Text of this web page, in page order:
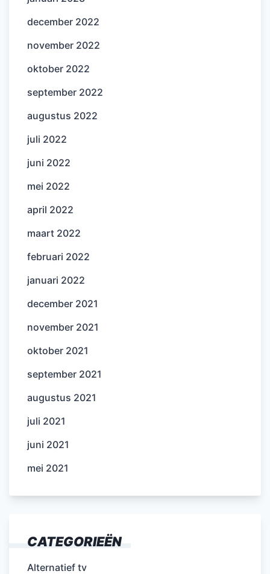
december 2022
november 2022
oktober 2022
september 2022
augustus 2022
juli 2022
juni 2022
mei 2022
april 2022
maart 2022
februari 2022
januari 2022
december 2021
november 2021
oktober 2021
september 2021
augustus 2021
juli 2021
juni 2021
mei 2021
CATEGORIEËN
Alternatief tv